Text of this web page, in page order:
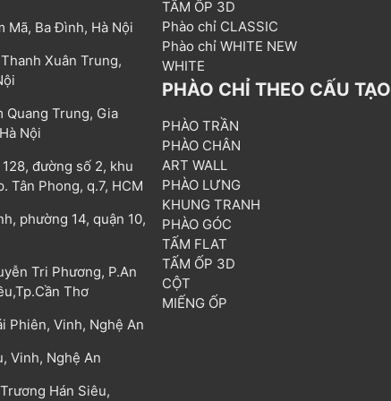
Mã, Ba Đình, Hà Nội
Xuân Trung,
Quang Trung, Gia
Nội
128, đường số 2, khu
Tân Phong, q.7, HCM
phường 14, quận 10,
Tri Phương, P.An
Thơ
Phiên, Vinh, Nghệ An
Vinh, Nghệ An
Hán Siêu,
TẤM ỐP 3D
Phào chỉ CLASSIC
Phào chỉ WHITE NEW
WHITE
PHÀO CHỈ THEO CẤU TẠO
PHÀO TRẦN
PHÀO CHÂN
ART WALL
PHÀO LƯNG
KHUNG TRANH
PHÀO GÓC
TẤM FLAT
TẤM ỐP 3D
CỘT
MIẾNG ỐP